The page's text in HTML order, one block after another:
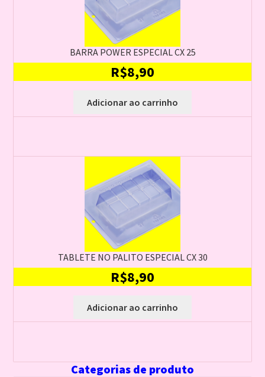
BARRA POWER ESPECIAL CX 25
R$8,90
Adicionar ao carrinho
TABLETE NO PALITO ESPECIAL CX 30
R$8,90
Adicionar ao carrinho
Categorias de produto